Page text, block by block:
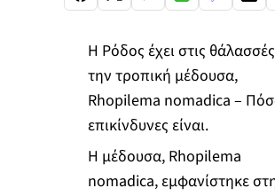
Η Ρόδος έχει στις
την τροπική μέδουσα,
Rhopilema nomadica –
επικίνδυνες είναι.
H μέδουσα, Rhopilema
nomadica, εμφανίστηκε